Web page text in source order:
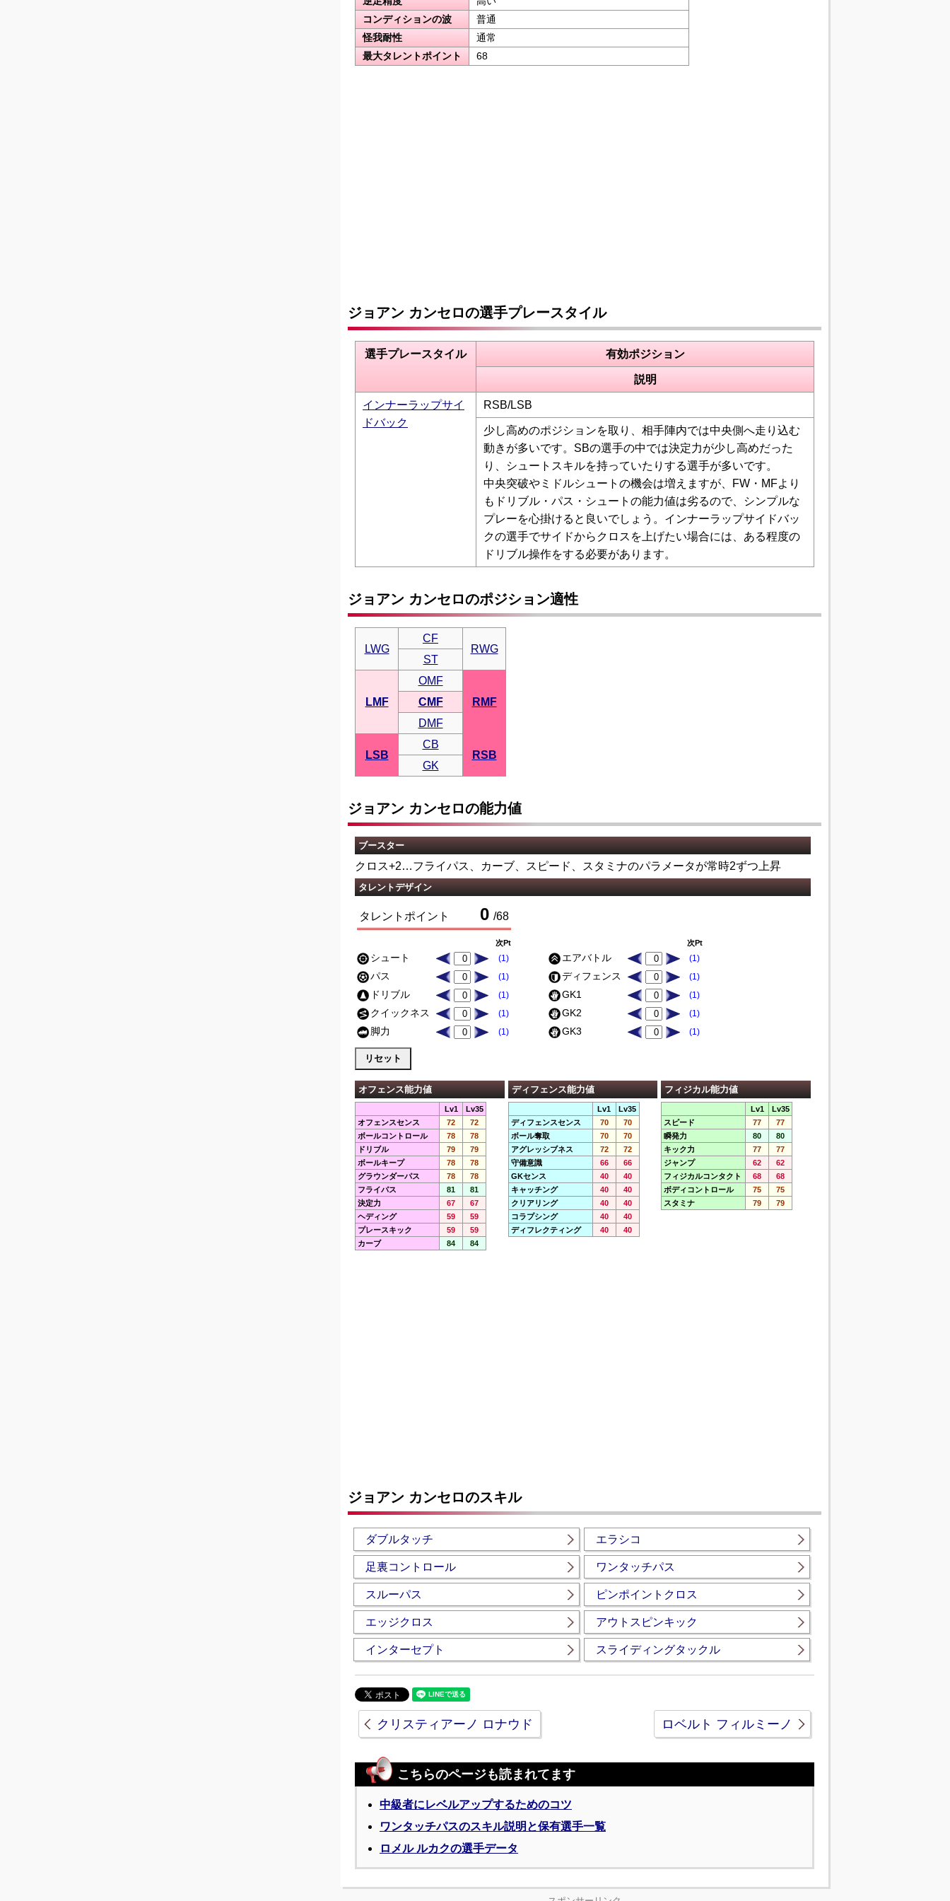
コンディションの波
普通
怪我耐性
通常
最大タレントポイント
68
ジョアン カンセロの選手プレースタイル
選手プレースタイル 有効ポジション
説明
インナーラップサイ
ドバック
RSB/LSB
少し高めのポジションを取り、相手陣内では中央側へ走り込む
動きが多いです。SBの選手の中では決定力が少し高めだった
り、シュートスキルを持っていたりする選手が多いです。
中央突破やミドルシュートの機会は増えますが、FW・MFより
もドリブル・パス・シュートの能力値は劣るので、シンプルな
プレーを心掛けると良いでしょう。インナーラップサイドバッ
クの選手でサイドからクロスを上げたい場合には、ある程度の
ドリブル操作をする必要があります。
ジョアン カンセロのポジション適性
LWG
CF
RWG
ST
LMF
OMF
RMF
CMF
DMF
LSB
CB
RSB
GK
ジョアン カンセロの能力値
ブースター
クロス+2…フライパス、カーブ、スピード、スタミナのパラメータが常時2ずつ上昇
タレントデザイン
タレントポイント 0 /68
次Pt
シュート (1)
パス (1)
ドリブル (1)
クイックネス (1)
脚力 (1)
次Pt
エアバトル (1)
ディフェンス (1)
GK1 (1)
GK2 (1)
GK3 (1)
オフェンス能力値
Lv1
Lv35
オフェンスセンス
72
72
ボールコントロール
78
78
ドリブル
79
79
ボールキープ
78
78
グラウンダーパス
78
78
フライパス
81
81
決定力
67
67
ヘディング
59
59
プレースキック
59
59
カーブ
84 84
ディフェンス能力値
Lv1
Lv35
ディフェンスセンス
70
70
ボール奪取
70
70
アグレッシブネス
72
72
守備意識
66
66
GKセンス
40
40
キャッチング
40
40
クリアリング
40
40
コラプシング
40
40
ディフレクティング
40 40
フィジカル能力値
Lv1
Lv35
スピード
77
77
瞬発力
80
80
キック力
77
77
ジャンプ
62
62
フィジカルコンタクト
68
68
ボディコントロール
75
75
スタミナ
79 79
ジョアン カンセロのスキル
ダブルタッチ エラシコ
足裏コントロール ワンタッチパス
スルーパス ピンポイントクロス
エッジクロス アウトスピンキック
インターセプト スライディングタックル
クリスティアーノ ロナウド ロベルト フィルミーノ
こちらのページも読まれてます
中級者にレベルアップするためのコツ
ワンタッチパスのスキル説明と保有選手一覧
ロメル ルカクの選手データ